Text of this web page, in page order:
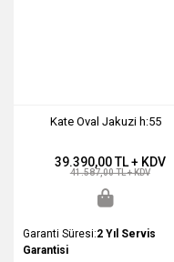
Kate Oval Jakuzi h:55
39.390,00 TL + KDV
41.587,00 TL + KDV
Garanti Süresi:2 Yıl Servis
Garantisi